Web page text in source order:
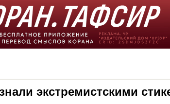
экстремистскими